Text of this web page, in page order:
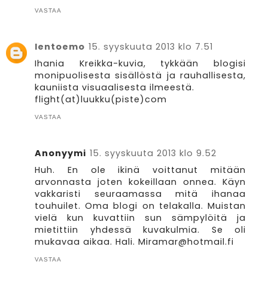
VASTAA
lentoemo 15. syyskuuta 2013 klo 7.51
Ihania Kreikka-kuvia, tykkään blogisi
monipuolisesta sisällöstä ja rauhallisesta,
kauniista visuaalisesta ilmeestä.
flight(at)luukku(piste)com
VASTAA
Anonyymi 15. syyskuuta 2013 klo 9.52
Huh. En ole ikinä voittanut mitään
arvonnasta joten kokeillaan onnea. Käyn
vakkaristi seuraamassa mitä ihanaa
touhuilet. Oma blogi on telakalla. Muistan
vielä kun kuvattiin sun sämpylöitä ja
mietittiin yhdessä kuvakulmia. Se oli
mukavaa aikaa. Hali. Miramar@hotmail.fi
VASTAA